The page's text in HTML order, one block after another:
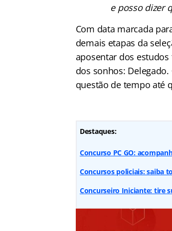
e posso dizer
Com data marcada
demais etapas da
aposentar dos
dos sonhos:
questão de tempo até
Destaques:
Concurso PC GO:
Concursos policiais: saiba
Concurseiro Iniciante: tire